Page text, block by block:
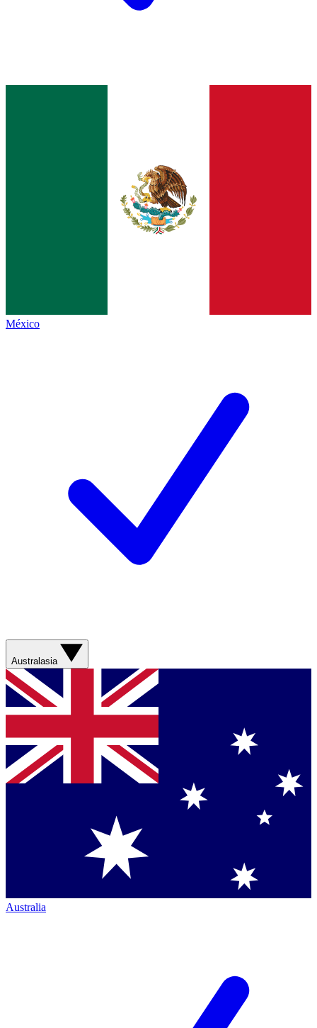
México
Australasia
Australia